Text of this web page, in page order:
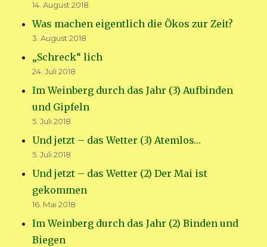
14. August 2018
Was machen eigentlich die Ökos zur Zeit?
3. August 2018
„Schreck“ lich
24. Juli 2018
Im Weinberg durch das Jahr (3) Aufbinden
und Gipfeln
5. Juli 2018
Und jetzt – das Wetter (3) Atemlos…
5. Juli 2018
Und jetzt – das Wetter (2) Der Mai ist
gekommen
16. Mai 2018
Im Weinberg durch das Jahr (2) Binden und
Biegen